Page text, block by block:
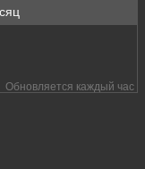
Обновляется каждый час